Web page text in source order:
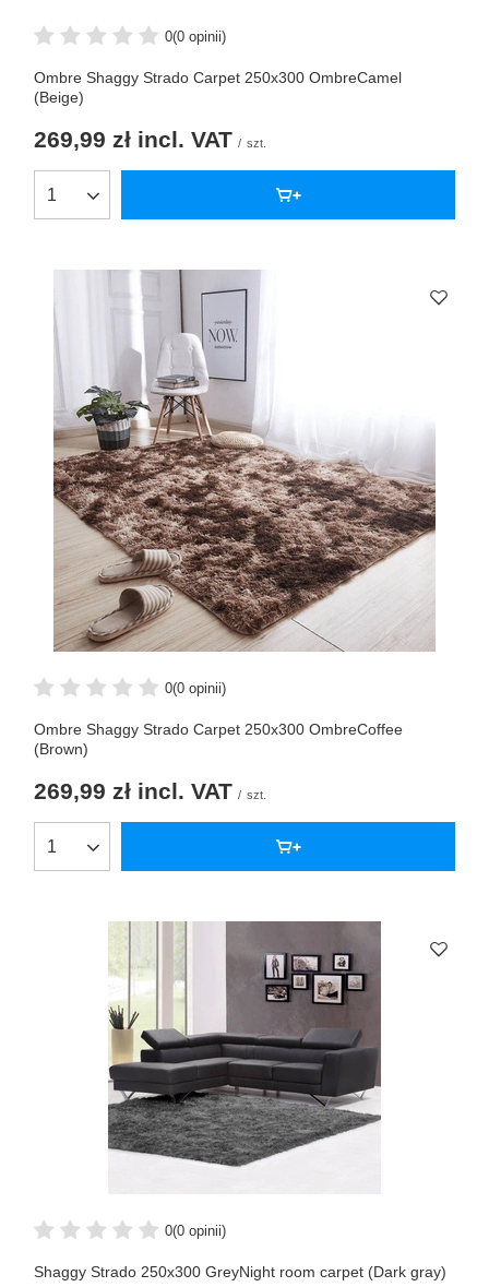
0(0 opinii)
Ombre Shaggy Strado Carpet 250x300 OmbreCamel
(Beige)
269,99 zł incl. VAT / szt.
0(0 opinii)
Ombre Shaggy Strado Carpet 250x300 OmbreCoffee
(Brown)
269,99 zł incl. VAT / szt.
0(0 opinii)
Shaggy Strado 250x300 GreyNight room carpet (Dark gray)